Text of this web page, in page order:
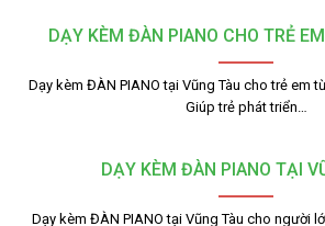
DẠY KÈM ĐÀN PIANO CHO TRẺ
Dạy kèm ĐÀN PIANO tại Vũng Tàu cho trẻ em
Giúp trẻ phát triển…
DẠY KÈM ĐÀN PIANO TẠI
Dạy kèm ĐÀN PIANO tại Vũng Tàu cho người